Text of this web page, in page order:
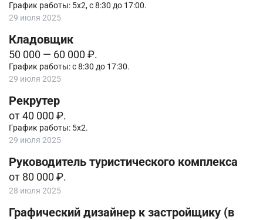
График работы: 5х2, с 8:30 до 17:00.
29 июля 2025
Кладовщик
50 000 — 60 000 ₽.
График работы: с 8:30 до 17:30.
29 июля 2025
Рекрутер
от 40 000 ₽.
График работы: 5х2.
29 июля 2025
Руководитель туристического комплекса
от 80 000 ₽.
28 июля 2025
Графический дизайнер к застройщику (в